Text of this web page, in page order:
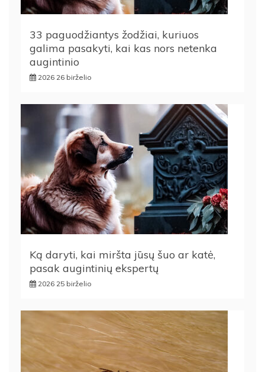
33 paguodžiantys žodžiai, kuriuos
galima pasakyti, kai kas nors netenka
augintinio
2026 26 birželio
Ką daryti, kai miršta jūsų šuo ar katė,
pasak augintinių ekspertų
2026 25 birželio